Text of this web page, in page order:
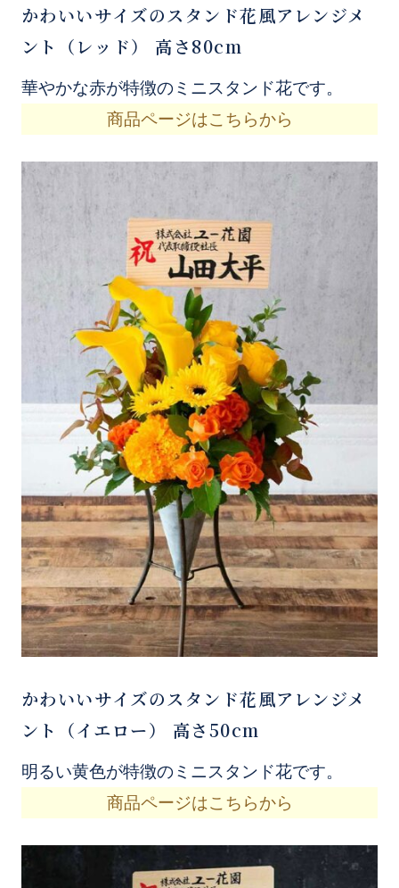
かわいいサイズのスタンド花風アレンジメ
ント（レッド） 高さ80cm
華やかな赤が特徴のミニスタンド花です。
商品ページはこちらから
かわいいサイズのスタンド花風アレンジメ
ント（イエロー） 高さ50cm
明るい黄色が特徴のミニスタンド花です。
商品ページはこちらから